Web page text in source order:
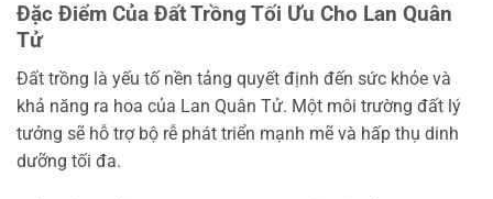
Đặc Điểm Của Đất Trồng Tối Ưu Cho Lan Quân
Tử
Đất trồng là yếu tố nền tảng quyết định đến sức khỏe và
khả năng ra hoa của Lan Quân Tử. Một môi trường đất lý
tưởng sẽ hỗ trợ bộ rễ phát triển mạnh mẽ và hấp thụ dinh
dưỡng tối đa.